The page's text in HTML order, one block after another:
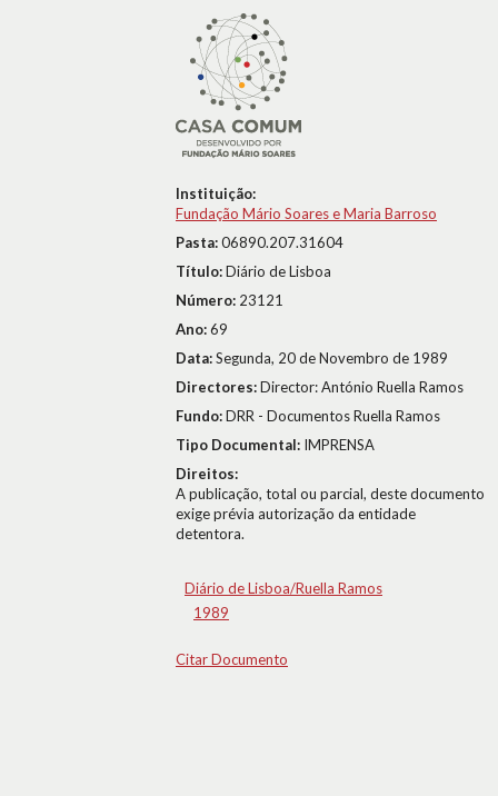
Instituição:
Fundação Mário Soares e Maria Barroso
Pasta:06890.207.31604
Título:Diário de Lisboa
Número: 23121
Ano:69
Data:Segunda, 20 de Novembro de 1989
Directores:Director: António Ruella Ramos
Fundo:DRR - Documentos Ruella Ramos
Tipo Documental: IMPRENSA
Direitos:
A publicação, total ou parcial, deste documento
exige prévia autorização da entidade
detentora.
Diário de Lisboa/Ruella Ramos
1989
Citar Documento